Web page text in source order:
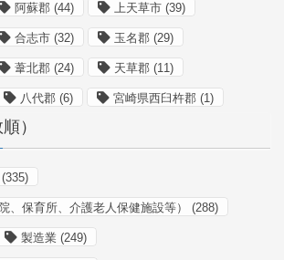
阿蘇郡 (44) 上天草市 (39)
合志市 (32) 玉名郡 (29)
葦北郡 (24) 天草郡 (11)
八代郡 (6) 宮崎県西臼杵郡 (1)
）
(335)
、保育所、介護老人保健施設等） (288)
製造業 (249)